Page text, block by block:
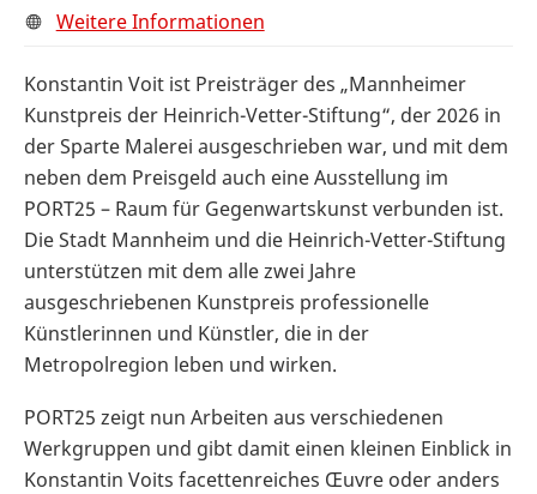
Weitere Informationen
Konstantin Voit ist Preisträger des „Mannheimer
Kunstpreis der Heinrich-Vetter-Stiftung“, der 2026 in
der Sparte Malerei ausgeschrieben war, und mit dem
neben dem Preisgeld auch eine Ausstellung im
PORT25 – Raum für Gegenwartskunst verbunden ist.
Die Stadt Mannheim und die Heinrich-Vetter-Stiftung
unterstützen mit dem alle zwei Jahre
ausgeschriebenen Kunstpreis professionelle
Künstlerinnen und Künstler, die in der
Metropolregion leben und wirken.
PORT25 zeigt nun Arbeiten aus verschiedenen
Werkgruppen und gibt damit einen kleinen Einblick in
Konstantin Voits facettenreiches Œuvre oder anders